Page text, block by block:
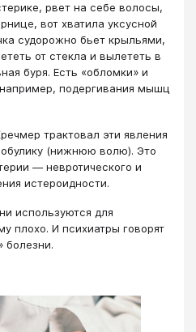
рвет на себе волосы,
вот хватила уксусной
судорожно бьет крыльями,
от стекла и вылететь в
буря. Есть «обломки» и
подергивания мышц
трактовал эти явления
(нижнюю волю). Это
— невротического и
истероидности.
используются для
плохо. И психиатры говорят
болезни.